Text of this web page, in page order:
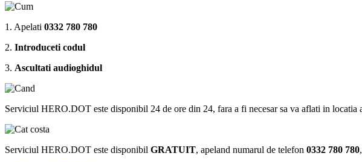
1. Apelati 0332 780 780
2. Introduceti codul
3. Ascultati audioghidul
Serviciul HERO.DOT este disponibil 24 de ore din 24, fara a fi necesar sa va aflati in locatia
Serviciul HERO.DOT este disponibil GRATUIT, apeland numarul de telefon 0332 780 780